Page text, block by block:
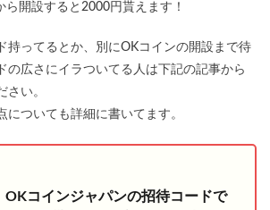
ら開設すると2000円貰えます！
持ってるとか、別にOKコインの開設まで待
の広さにイラついてる人は下記の記事から
さい。
についても詳細に書いてます。
OKコインジャパンの招待コードで